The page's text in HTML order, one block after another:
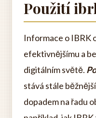
Použití
Informace o IBRK
efektivnějšímu a
digitálním světě.
stává stále
dopadem na řadu